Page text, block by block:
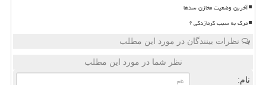
آخرین وضعیت مخازن سدها
مرگ به سبب گرمازدگی ؟
نظرات بینندگان در مورد این مطلب
نظر شما در مورد این مطلب
نام: